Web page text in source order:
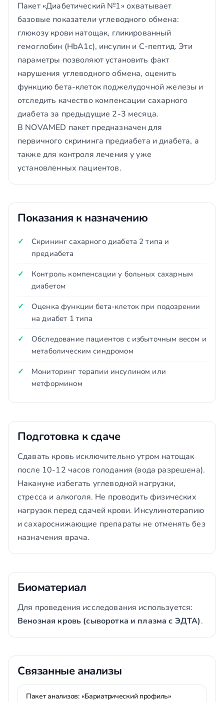
Пакет «Диабетический №1» охватывает
базовые показатели углеводного обмена:
глюкозу крови натощак, гликированный
гемоглобин (HbA1c), инсулин и С-пептид. Эти
параметры позволяют установить факт
нарушения углеводного обмена, оценить
функцию бета-клеток поджелудочной железы и
отследить качество компенсации сахарного
диабета за предыдущие 2-3 месяца.
В NOVAMED пакет предназначен для
первичного скрининга предиабета и диабета, а
также для контроля лечения у уже
установленных пациентов.
Показания к назначению
Скрининг сахарного диабета 2 типа и
предиабета
Контроль компенсации у больных сахарным
диабетом
Оценка функции бета-клеток при подозрении
на диабет 1 типа
Обследование пациентов с избыточным весом и
метаболическим синдромом
Мониторинг терапии инсулином или
метформином
Подготовка к сдаче
Сдавать кровь исключительно утром натощак
после 10-12 часов голодания (вода разрешена).
Накануне избегать углеводной нагрузки,
стресса и алкоголя. Не проводить физических
нагрузок перед сдачей крови. Инсулинотерапию
и сахароснижающие препараты не отменять без
назначения врача.
Биоматериал
Для проведения исследования используется:
Венозная кровь (сыворотка и плазма с ЭДТА).
Связанные анализы
Пакет анализов: «Бариатрический профиль»